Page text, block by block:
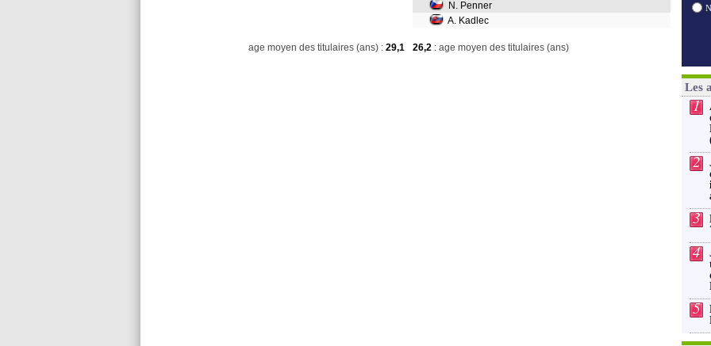
N. Penner
A. Kadlec
age moyen des titulaires (ans) : 29,1 26,2 : age moyen des titulaires (ans)
Les
1
2
3
4
5